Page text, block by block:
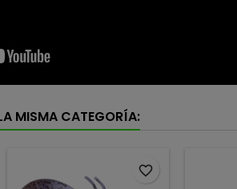
MISMA CATEGORÍA:
favorite_border